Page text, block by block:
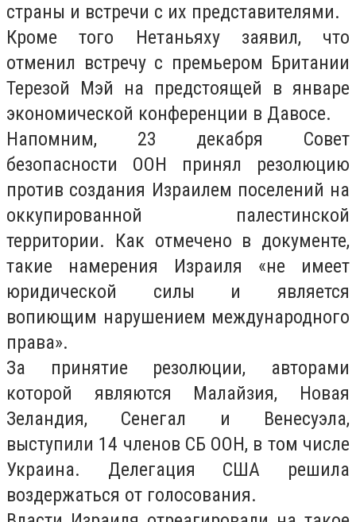
страны и встречи с их представителями.
Кроме того Нетаньяху заявил, что
отменил встречу с премьером Британии
Терезой Мэй на предстоящей в январе
экономической конференции в Давосе.
Напомним, 23 декабря Совет
безопасности ООН принял резолюцию
против создания Израилем поселений на
оккупированной палестинской
территории. Как отмечено в документе,
такие намерения Израиля «не имеет
юридической силы и является
вопиющим нарушением международного
права».
За принятие резолюции, авторами
которой являются Малайзия, Новая
Зеландия, Сенегал и Венесуэла,
выступили 14 членов СБ ООН, в том числе
Украина. Делегация США решила
воздержаться от голосования.